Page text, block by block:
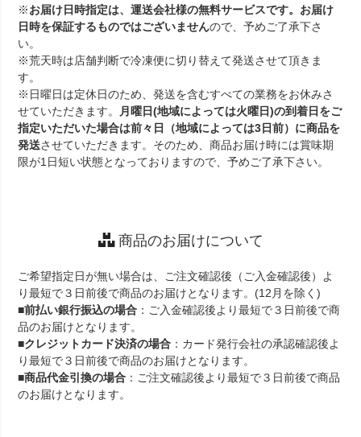
※お届け日時指定は、運送会社様の無料サービスです。お届け
日時を保証するものではございませんので、予めご了承下さ
い。
※荒天時は店舗判断で冷凍便に切り替えて発送させて頂きま
す。
※日曜日は定休日のため、発送を含むすべての業務をお休みさ
せていただきます。
月曜日(地域によっては火曜日)の到着日をご
指定いただいた場合は前々日（地域によっては3日前）に商品を
発送させていただきます。そのため、商品お届け時には賞味期
限が1日短い状態となっておりますので、予めご了承下さい。
商品のお届けについて
ご希望指定日が無い場合は、ご注文確認後（ご入金確認後）よ
り最短で３日前後で商品のお届けとなります。(12月を除く)
■前払い銀行振込の場合 ：ご入金確認後より最短で３日前後で商
品のお届けとなります。
■クレジットカード決済の場合 ：カード発行会社の承認確認後よ
り最短で３日前後で商品のお届けとなります。
■商品代金引換の場合 ：ご注文確認後より最短で３日前後で商品
のお届けとなります。